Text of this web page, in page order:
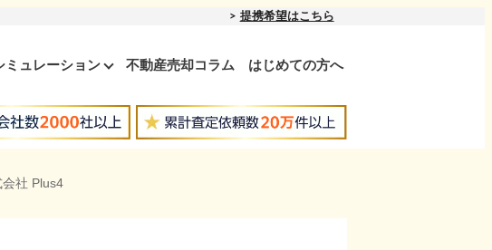
提携希望はこちら
ミュレーション 不動産売却コラム はじめての方へ
社 Plus4